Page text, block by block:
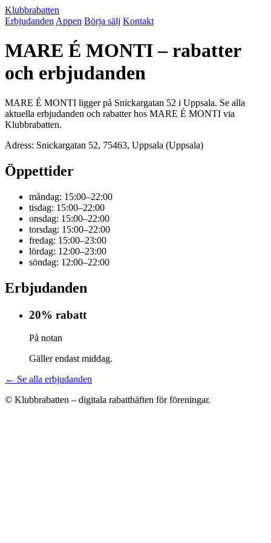
Klubbrabatten
Erbjudanden Appen Börja sälj Kontakt
MARE É MONTI – rabatter
och erbjudanden
MARE É MONTI ligger på Snickargatan 52 i Uppsala. Se alla
aktuella erbjudanden och rabatter hos MARE É MONTI via
Klubbrabatten.
Adress: Snickargatan 52, 75463, Uppsala (Uppsala)
Öppettider
måndag: 15:00–22:00
tisdag: 15:00–22:00
onsdag: 15:00–22:00
torsdag: 15:00–22:00
fredag: 15:00–23:00
lördag: 12:00–23:00
söndag: 12:00–22:00
Erbjudanden
20% rabatt
På notan
Gäller endast middag.
← Se alla erbjudanden
© Klubbrabatten – digitala rabatthäften för föreningar.